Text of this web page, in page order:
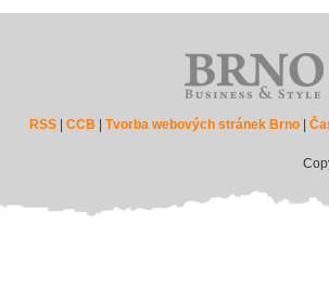
RSS |CCB |Tvorba webových stránek Brno |